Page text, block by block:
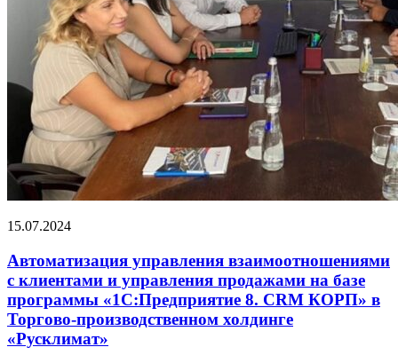
15.07.2024
Автоматизация управления взаимоотношениями
с клиентами и управления продажами на базе
программы «1С:Предприятие 8. CRM КОРП» в
Торгово-производственном холдинге
«Русклимат»